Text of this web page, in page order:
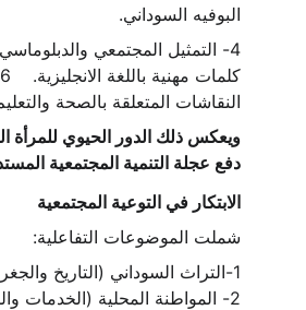
البوفيه السوداني.
النقاشات المتعلقة بالصحة
ويعكس ذلك الدور الحيوي للمرأة
دفع عجلة التنمية المجتمعية
الابتكار في التوعية المجتمعية
شملت الموضوعات التفاعلية:
1-التراث السوداني (التاريخ
2- المواطنة المحلية (الخدمات